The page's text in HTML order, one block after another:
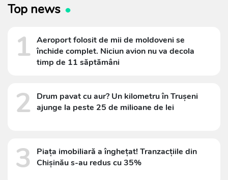
Top news
1 Aeroport folosit de mii de moldoveni se
închide complet. Niciun avion nu va decola
timp de 11 săptămâni
2
Drum pavat cu aur? Un kilometru în Trușeni
ajunge la peste 25 de milioane de lei
3
Piața imobiliară a înghețat! Tranzacțiile din
Chișinău s-au redus cu 35%